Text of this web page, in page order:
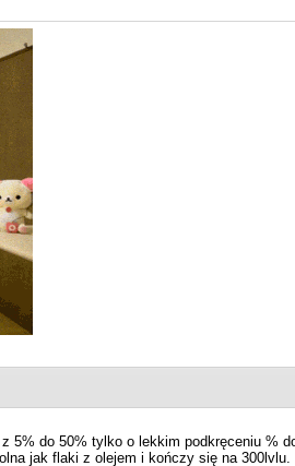
5% do 50% tylko o lekkim podkręceniu %
jak flaki z olejem i kończy się na 300lvlu.